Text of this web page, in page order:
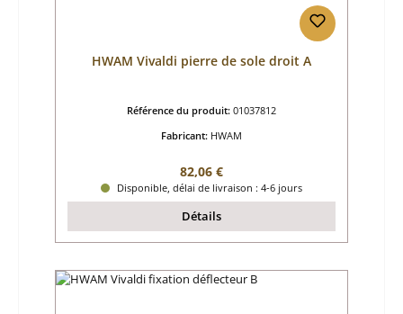
HWAM Vivaldi pierre de sole droit A
Référence du produit: 01037812
Fabricant: HWAM
Prix régulier :
82,06 €
Disponible, délai de livraison : 4-6 jours
Détails